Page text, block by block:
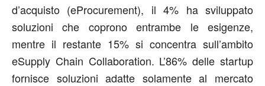
d’acquisto (eProcurement), il 4% ha sviluppato
soluzioni che coprono entrambe le esigenze,
mentre il restante 15% si concentra sull’ambito
eSupply Chain Collaboration. L’86% delle startup
fornisce soluzioni adatte solamente al mercato